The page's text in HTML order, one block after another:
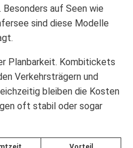
auf Seen wie
sind diese Modelle
Planbarkeit. Kombitickets
Verkehrsträgern und
bleiben die Kosten
oft stabil oder sogar